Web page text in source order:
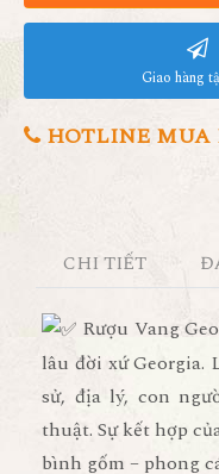
Giao hàng
HOTLINE MUA
CHI TIẾT
Rượu Vang
lâu đời xứ Georgia.
sử, địa lý, con
thuật. Sự kết hợp
bình gốm – phong